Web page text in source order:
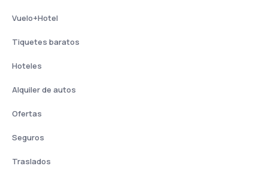
Vuelo+Hotel
Tiquetes baratos
Hoteles
Alquiler de autos
Ofertas
Seguros
Traslados